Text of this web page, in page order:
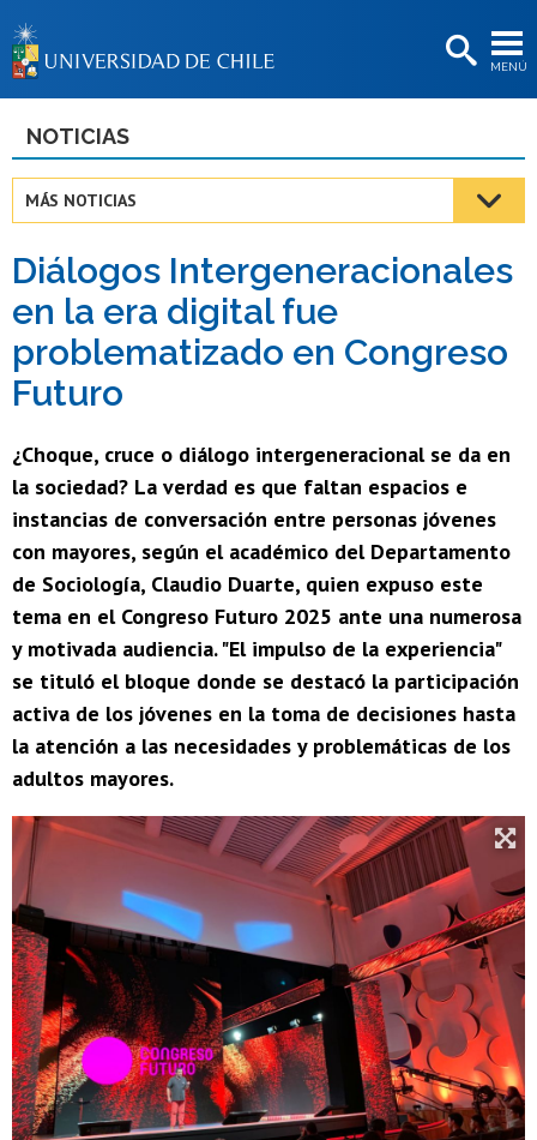
MENÚ
BIBLIOTECAS
Estudiantes
Académicas/os
Funcionarias/os
Egresadas/os
NOTICIAS
MÁS NOTICIAS
Diálogos Intergeneracionales
en la era digital fue
problematizado en Congreso
Futuro
¿Choque, cruce o diálogo intergeneracional se da en
la sociedad? La verdad es que faltan espacios e
instancias de conversación entre personas jóvenes
con mayores, según el académico del Departamento
de Sociología, Claudio Duarte, quien expuso este
tema en el Congreso Futuro 2025 ante una numerosa
y motivada audiencia. "El impulso de la experiencia"
se tituló el bloque donde se destacó la participación
activa de los jóvenes en la toma de decisiones hasta
la atención a las necesidades y problemáticas de los
adultos mayores.